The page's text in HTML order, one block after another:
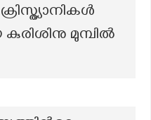
കുരിശിനു മുമ്പിൽ